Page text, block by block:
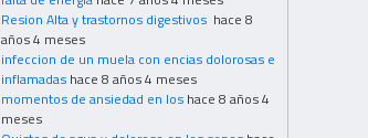
Resion Alta y trastornos digestivos hace 8
años 4 meses
infeccion de un muela con encias dolorosas e
inflamadas hace 8 años 4 meses
momentos de ansiedad en los hace 8 años 4
meses